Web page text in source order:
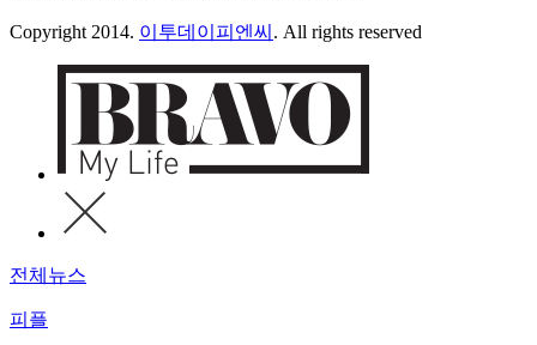
Copyright 2014. 이투데이피엔씨 . All rights reserved
전체뉴스
피플